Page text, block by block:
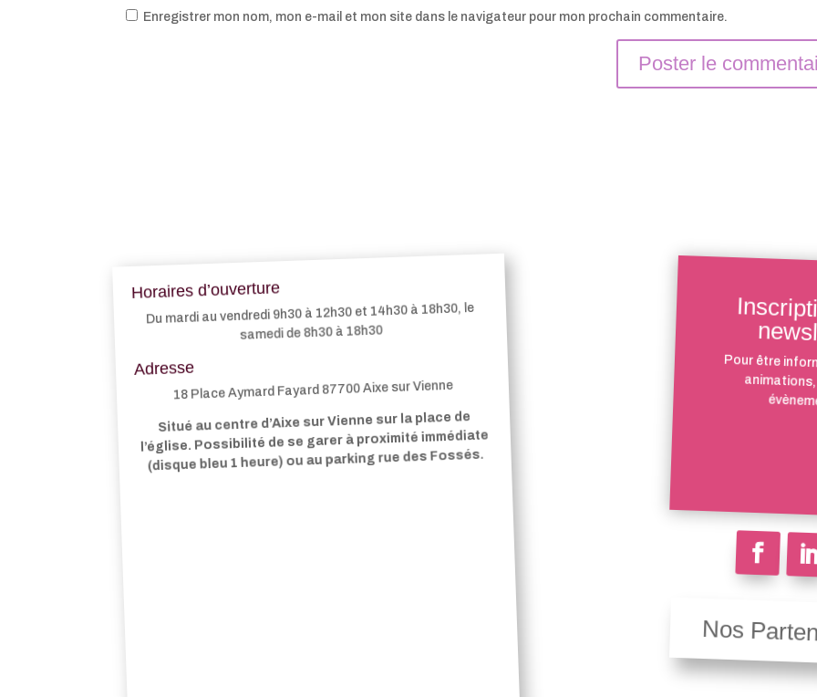
Enregistrer mon nom, mon e-mail et mon site dans le navigateur pour mon prochain commentaire.
Horaires d’ouverture
Du mardi au vendredi 9h30 à 12h30 et 14h30 à 18h30, le
samedi de 8h30 à 18h30
Adresse
18 Place Aymard Fayard 87700 Aixe sur Vienne
Situé au centre d’Aixe sur Vienne sur la place de
l’église. Possibilité de se garer à proximité immédiate
(disque bleu 1 heure) ou au parking rue des Fossés.
Pour être
Nos